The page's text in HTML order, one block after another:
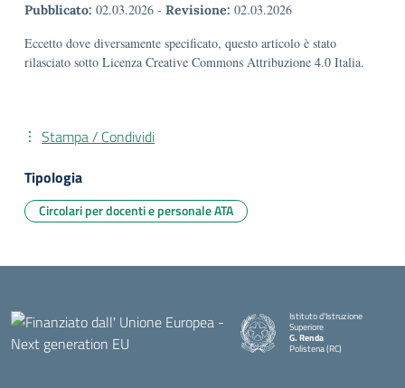
Pubblicato: 02.03.2026 - Revisione: 02.03.2026
Eccetto dove diversamente specificato, questo articolo è stato
rilasciato sotto Licenza Creative Commons Attribuzione 4.0 Italia.
Stampa / Condividi
Tipologia
Circolari per docenti e personale ATA
Istituto d'Istruzione
Superiore
G. Renda
Polistena (RC)